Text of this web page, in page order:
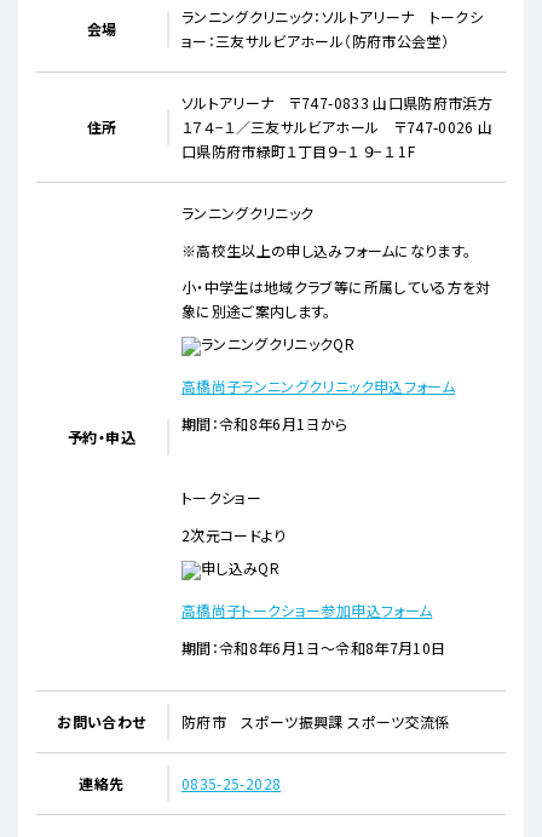
会場
ランニングクリニック：ソルトアリーナ トークシ
ョー：三友サルビアホール（防府市公会堂）
住所
ソルトアリーナ 〒747-0833 山口県防府市浜方
１７４−１／三友サルビアホール 〒747-0026 山
口県防府市緑町１丁目９−１ ９−１ 1F
予約・申込
ランニングクリニック
※高校生以上の申し込みフォームになります。
小・中学生は地域クラブ等に所属している方を対
象に別途ご案内します。
高橋尚子ランニングクリニック申込フォーム
期間：令和8年6月1日から
トークショー
2次元コードより
高橋尚子トークショー参加申込フォーム
期間：令和8年6月1日～令和8年7月10日
お問い合わせ 防府市 スポーツ振興課 スポーツ交流係
連絡先 0835-25-2028